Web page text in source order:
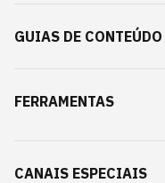
GUIAS DE CONTEÚDO
FERRAMENTAS
CANAIS ESPECIAIS